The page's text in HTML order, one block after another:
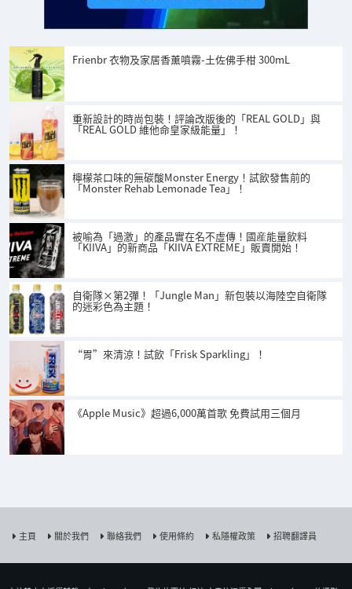
Frienbr 衣物及家居香薰噴霧-土佐佛手柑 300mL
重新設計的時尚包裝！評論改版後的「REAL GOLD」與
「REAL GOLD 維他命皇家級能量」！
檸檬茶口味的無碳酸Monster Energy！試飲發售前的
「Monster Rehab Lemonade Tea」！
被喻為「過激」的產品實在名不虛傳！國産能量飲料
「KIIVA」的新商品「KIIVA EXTREME」販賣開始！
自衛隊×第2彈！「Jungle Man」新包裝以海陸空自衛隊
的迷彩色為主題！
“胃”來清涼！試飲「Frisk Sparkling」！
《Apple Music》超過6,000萬首歌 免費試用三個月
主頁 關於我們 聯絡我們 使用條約 私隱權政策 招聘翻譯員